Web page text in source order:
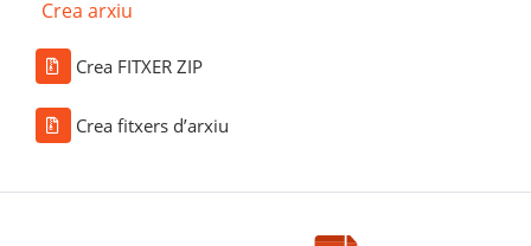
Crea arxiu
Crea FITXER ZIP
Crea fitxers d’arxiu